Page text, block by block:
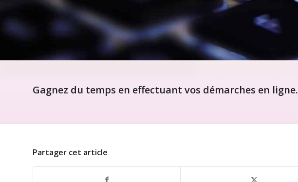
Gagnez du temps en effectuant vos démarches en ligne.
Partager cet article